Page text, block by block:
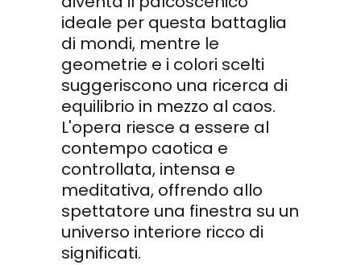
ideale per questa battaglia
di mondi, mentre le
geometrie e i colori scelti
suggeriscono una ricerca di
equilibrio in mezzo al caos.
L'opera riesce a essere al
contempo caotica e
controllata, intensa e
meditativa, offrendo allo
spettatore una finestra su un
universo interiore ricco di
significati.